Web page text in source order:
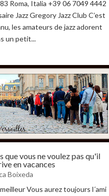
Roma, Italia +39 06 7049 4442
Jazz Gregory Jazz Club C’est
les amateurs de jazz adorent
un petit...
que vous ne voulez pas qu'il
en vacances
Boixeda
Vous aurez toujours l´ami